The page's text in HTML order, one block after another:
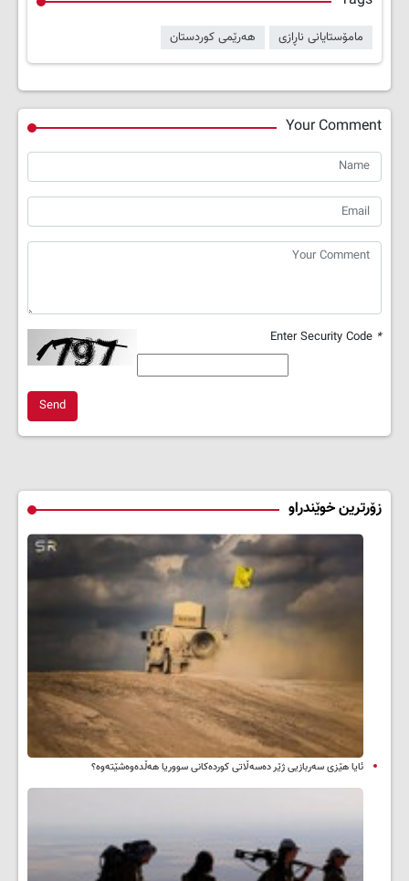
مامۆستایانی ناڕازی هەرێمی کوردستان
Your Comment
*
Send
زۆرترین خوێندراو
ئایا هێزی سەربازیی ژێر دەسەڵاتی کوردەکانی سووریا هەڵدەوەشێتەوە؟